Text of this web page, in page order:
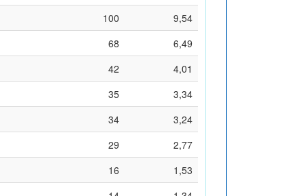
100
9,54
68
6,49
42
4,01
35
3,34
34
3,24
29
2,77
16
1,53